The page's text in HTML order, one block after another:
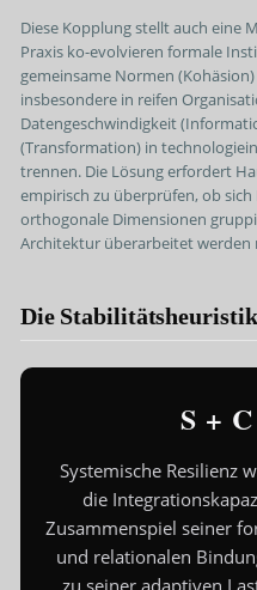
Diese Kopplung stellt auch eine
Praxis ko-evolvieren formale
gemeinsame Normen
insbesondere in reifen
Datengeschwindigkeit
(Transformation) in
trennen. Die Lösung erfordert
empirisch zu überprüfen, ob
orthogonale Dimensionen
Architektur überarbeitet werden
Die Stabilitätsheuristik
S +
Systemische Resilienz
die
Zusammenspiel seiner
und relationalen